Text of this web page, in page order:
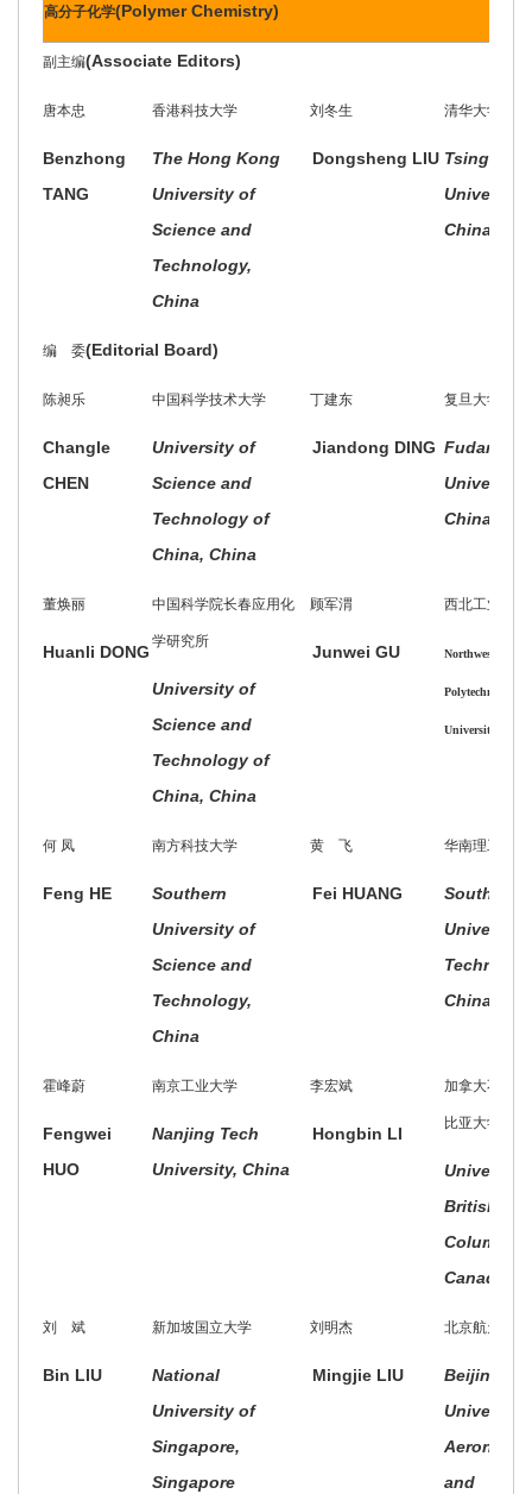
高分子化学(Polymer Chemistry)
副主编(Associate Editors)
唐本忠
Benzhong
TANG
香港科技大学
The Hong Kong
University of
Science and
Technology,
China
刘冬生
Dongsheng LIU
清华大学
Tsinghua
University,
China
编 委(Editorial Board)
陈昶乐
Changle
CHEN
中国科学技术大学
University of
Science and
Technology of
China, China
丁建东
Jiandong DING
复旦大学
Fudan
University,
China
董焕丽
Huanli DONG
中国科学院长春应用化
学研究所
University of
Science and
Technology of
China, China
顾军渭
Junwei GU
西北工业大学
Northwestern
Polytechnical
University
何 凤
Feng HE
南方科技大学
Southern
University of
Science and
Technology,
China
黄 飞
Fei HUANG
华南理工大学
South
University
China
霍峰蔚
Fengwei
HUO
南京工业大学
Nanjing Tech
University, China
李宏斌
Hongbin LI
加拿大不列
比亚大学
University
British
Columbia,
Canada
刘 斌
Bin LIU
新加坡国立大学
National
University of
Singapore,
Singapore
刘明杰
Mingjie LIU
北京航天航
Beijing
University
and